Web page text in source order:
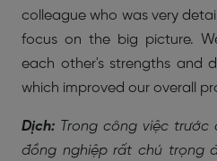
colleague who was very
focus on the big picture.
each other's strengths and
which improved our overall
Dịch: Trong công việc
đồng nghiệp rất chú trọng